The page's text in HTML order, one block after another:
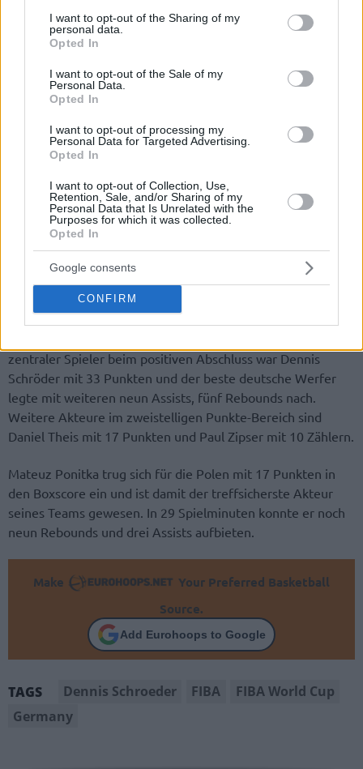
not limited to your visit or usage behaviour. You may click to
grant or deny consent to Google and its third-party tags to
use your data for below specified purposes in below Google
consent section.
I want to opt-out of the Sharing of my
personal data.
Opted In
I want to opt-out of the Sale of my
Personal Data.
Opted In
I want to opt-out of processing my
Personal Data for Targeted Advertising.
Opted In
I want to opt-out of Collection, Use,
Retention, Sale, and/or Sharing of my
Personal Data that Is Unrelated with the
Purposes for which it was collected.
Opted In
Google consents
CONFIRM
By Eurohoops team/
Im finalen Spiel des VTG Supercups in Hamburg hat die
deutsche Basketball-Nationalmannschaft mit
Polen gewonnen. Die DBB-Baller haben das Turnier
ungeschlagen absolviert und beim dritten Sieg war das
letzte Viertel entscheidend.
Dort haben die Gastgeber insgesamt 31 Punkten aufgelegt
zentraler Spieler beim positiven Abschluss war Dennis
Schröder mit 33 Punkten und der beste deutsche Werfer
legte mit weiteren neun Assists, fünf Rebounds nach.
Weitere Akteure im zweistelligen Punkte-Bereich sind
Daniel Theis mit 17 Punkten und Paul Zipser mit 10 Zählern.
Mateuz Ponitka trug sich für die Polen mit 17 Punkten in
den Boxscore ein und ist damit der treffsicherste Akteur
seines Teams gewesen. In 29 Spielminuten konnte er noch
neun Rebounds und drei Assists aufbieten.
Make
Your Preferred Basketball
Source.
Add Eurohoops to Google
TAGS Dennis Schroeder FIBA
FIBA World Cup
Germany